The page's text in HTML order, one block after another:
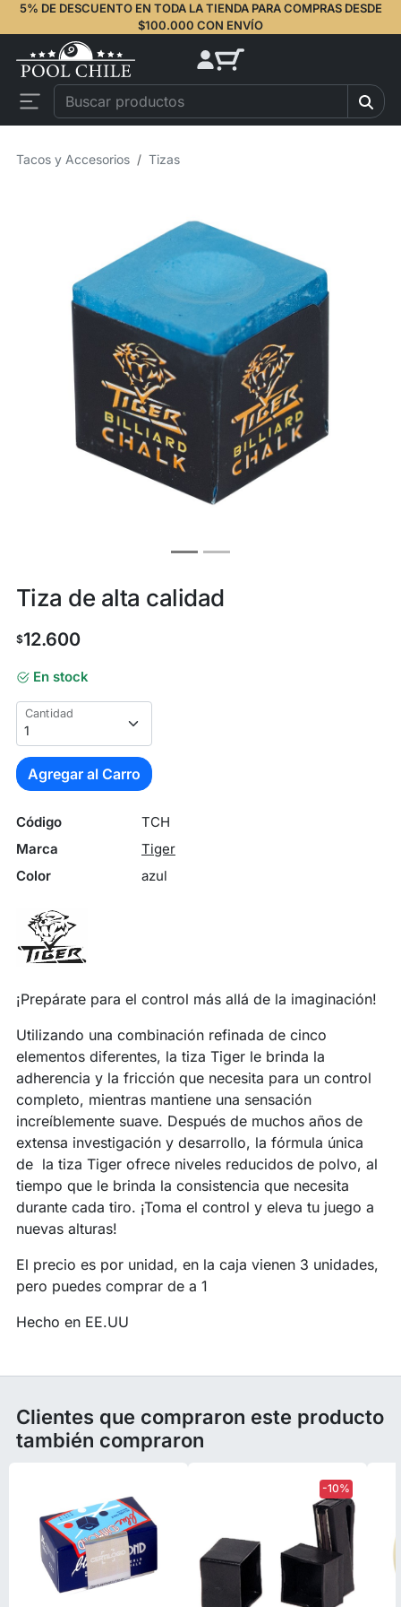
5% DE DESCUENTO EN TODA LA TIENDA PARA COMPRAS DESDE
$100.000 CON ENVÍO
Tacos y Accesorios Tizas
Tiza de alta calidad
$12.600
En stock
Cantidad
Agregar al Carro
Código
TCH
Marca
Tiger
Color
azul
¡Prepárate para el control más allá de la imaginación!
Utilizando una combinación refinada de cinco
elementos diferentes, la tiza Tiger le brinda la
adherencia y la fricción que necesita para un control
completo, mientras mantiene una sensación
increíblemente suave. Después de muchos años de
extensa investigación y desarrollo, la fórmula única
de la tiza Tiger ofrece niveles reducidos de polvo, al
tiempo que le brinda la consistencia que necesita
durante cada tiro. ¡Toma el control y eleva tu juego a
nuevas alturas!
El precio es por unidad, en la caja vienen 3 unidades,
pero puedes comprar de a 1
Hecho en EE.UU
Clientes que compraron este producto
también compraron
-10%